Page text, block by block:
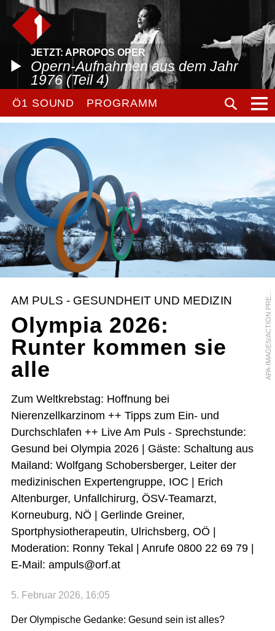
JETZT: APROPOS OPER
Opern-Aufnahmen aus dem Jahr
1976 (Teil 4)
Ö1 SOUND PROGRAMM
A
P
A
-
I
M
A
G
E
S
/
A
C
T
I
O
N
P
R
E
S
S
/
T
E
Y
S
S
O
T
P
I
E
R
R
E
AM PULS - GESUNDHEIT UND MEDIZIN
Olympia 2026:
Runter kommen sie
alle
Zum Weltkrebstag: Hoffnung bei
Nierenzellkarzinom ++ Tipps zum Ein- und
Durchschlafen ++ Live Am Puls - Sprechstunde:
Gesund bei Olympia 2026 | Gäste: Schaltung aus
Mailand: Wolfgang Schobersberger, Leiter der
medizinischen Expertengruppe, IOC | Erich
Altenburger, Unfallchirurg, ÖSV-Teamarzt,
Korneuburg, NÖ | Gerlinde Greiner,
Sportphysiotherapeutin, Ulrichsberg, OÖ |
Moderation: Ronny Tekal | Anrufe 0800 22 69 79 |
E-Mail: ampuls@orf.at
5. Februar 2026, 16:05
Der Olympische Gedanke: Gesund sein ist alles?